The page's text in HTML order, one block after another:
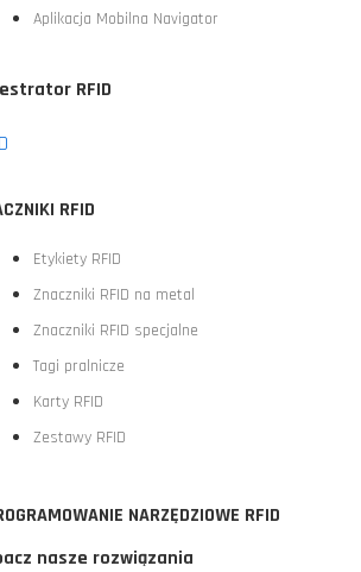
Aplikacja Mobilna Navigator
RFID
RFID
Etykiety RFID
Znaczniki RFID na metal
Znaczniki RFID specjalne
Tagi pralnicze
Karty RFID
Zestawy RFID
NARZĘDZIOWE RFID
nasze rozwiązania